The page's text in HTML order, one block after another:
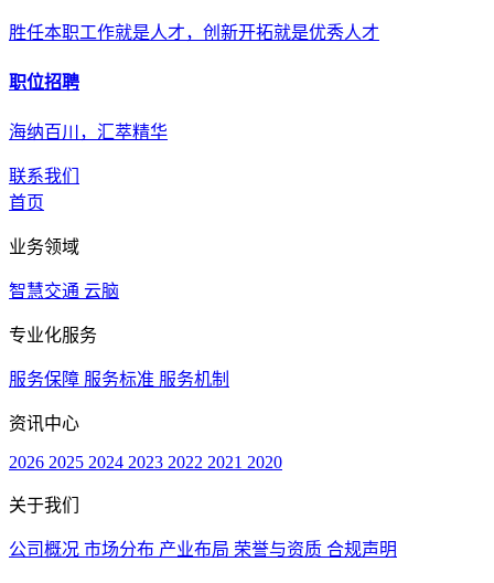
胜任本职工作就是人才，创新开拓就是优秀人才
职位招聘
海纳百川，汇萃精华
联系我们
首页
业务领域
智慧交通 云脑
专业化服务
服务保障 服务标准 服务机制
资讯中心
2026 2025 2024 2023 2022 2021 2020
关于我们
公司概况 市场分布 产业布局 荣誉与资质 合规声明